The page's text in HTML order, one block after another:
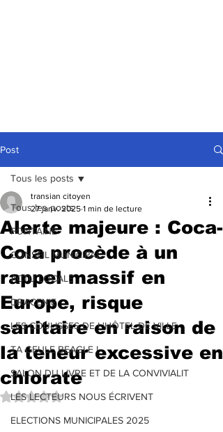
Post
Tous les posts
FONTAINE
CONSEIL MUNICIPAL
ACTU LOCALE
DRACENIE
LES COULISSES DE L'HÔTEL DE VILLE
TA GEULE BEAGLE !
SALON DU LIVRE ET DE LA CONVIVIALIT
LES LECTEURS NOUS ÉCRIVENT
ELECTIONS MUNICIPALES 2025
Tous les posts
Alerte majeure : Coca-
Cola procède à un
rappel massif en
Europe, risque
sanitaire en raison de
la teneur excessive en
chlorate
transian citoyen
27 janv. 2025 1 min de lecture
Noté NaN étoiles sur 5.